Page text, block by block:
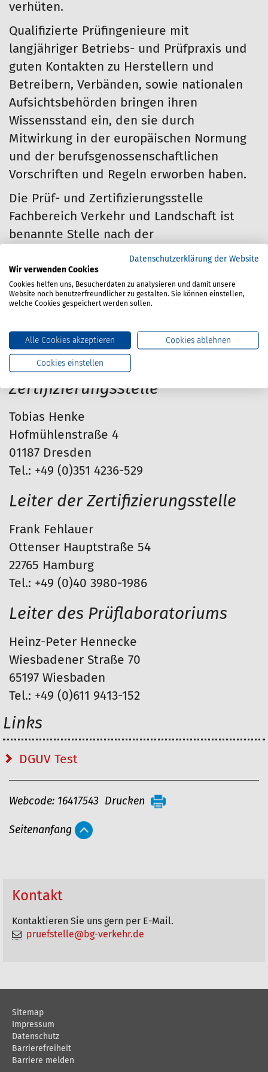
verhüten.
Qualifizierte Prüfingenieure mit
langjähriger Betriebs- und Prüfpraxis und
guten Kontakten zu Herstellern und
Betreibern, Verbänden, sowie nationalen
Aufsichtsbehörden bringen ihren
Wissensstand ein, den sie durch
Mitwirkung in der europäischen Normung
und der berufsgenossenschaftlichen
Vorschriften und Regeln erworben haben.
Die Prüf- und Zertifizierungsstelle
Fachbereich Verkehr und Landschaft ist
benannte Stelle nach der
Maschinenrichtlinie 2006/42/EG sowie der
Sportbooterichtlinie 2013/53/EU sowie
akkreditierte GS-Stelle gemäß
Produktsicherheitsgesetz (ProdSG).
Ansprechpartner
Leiter der Prüf- und
Zertifizierungsstelle
Tobias Henke
Hofmühlenstraße 4
01187 Dresden
Tel.: +49 (0)351 4236-529
Leiter der Zertifizierungsstelle
Frank Fehlauer
Ottenser Hauptstraße 54
22765 Hamburg
Tel.: +49 (0)40 3980-1986
Leiter des Prüflaboratoriums
Heinz-Peter Hennecke
Wiesbadener Straße 70
65197 Wiesbaden
Tel.: +49 (0)611 9413-152
Links
DGUV Test
A
t
e
a
k
n
e
n
Webcode: 16417543 Drucken
Seitenanfang
Kontakt
Kontaktieren Sie uns gern per E-Mail.
pruefstelle@bg-verkehr.de
Sitemap
Impressum
Datenschutz
Barrierefreiheit
Barriere melden
Datenschutzerklärung der Website
Wir verwenden Cookies
Cookies helfen uns, Besucherdaten zu analysieren und damit unsere
Website noch benutzerfreundlicher zu gestalten. Sie können einstellen,
welche Cookies gespeichert werden sollen.
Alle Cookies akzeptieren Cookies ablehnen
Cookies einstellen